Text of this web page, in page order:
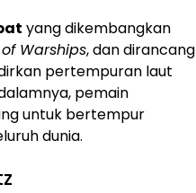
yang dikembangkan
Warships, dan dirancang
pertempuran laut
pemain
untuk bertempur
dunia.